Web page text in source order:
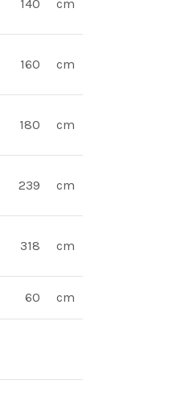
140 cm
160 cm
180 cm
239 cm
318 cm
60 cm